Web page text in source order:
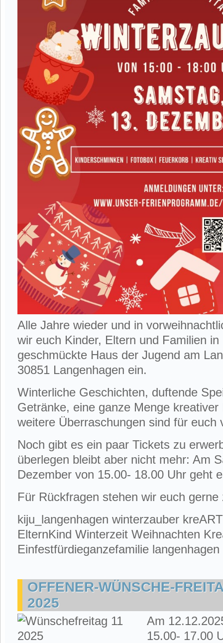
Alle Jahre wieder und in
wir euch Kinder, Eltern und Familien in
geschmückte Haus der Jugend am
30851 Langenhagen ein.
Winterliche Geschichten, duftende
Getränke, eine ganze Menge
weitere Überraschungen sind für euch
Noch gibt es ein paar Tickets zu
überlegen bleibt aber nicht mehr: Am
Dezember von 15.00- 18.00 Uhr geht
Für Rückfragen stehen wir euch
kiju_langenhagen winterzauber
ElternKind Winterzeit Weihnachten
Einfestfürdieganzefamilie langenhagen
OFFENER-WÜNSCHE-
2025
Am
15.00- 17.00